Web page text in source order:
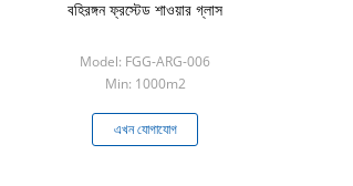
বহিরঙ্গন ফ্রস্টেড শাওয়ার গ্লাস
Model: FGG-ARG-006
Min: 1000m2
এখন যোগাযোগ